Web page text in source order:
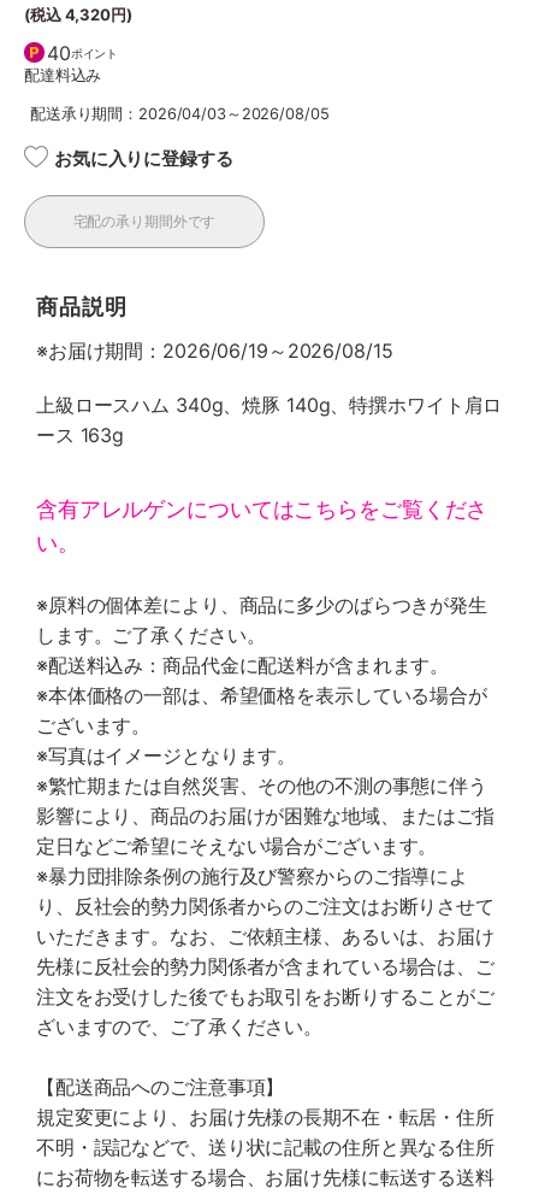
(税込4,320円)
40ポイント
配達料込み
配送承り期間：2026/04/03～2026/08/05
お気に入りに登録する
宅配の承り期間外です
商品説明
※お届け期間：2026/06/19～2026/08/15
上級ロースハム 340g、焼豚 140g、特撰ホワイト肩ロ
ース 163g
含有アレルゲンについてはこちらをご覧くださ
い。
※原料の個体差により、商品に多少のばらつきが発生
します。ご了承ください。
※配送料込み：商品代金に配送料が含まれます。
※本体価格の一部は、希望価格を表示している場合が
ございます。
※写真はイメージとなります。
※繁忙期または自然災害、その他の不測の事態に伴う
影響により、商品のお届けが困難な地域、またはご指
定日などご希望にそえない場合がございます。
※暴力団排除条例の施行及び警察からのご指導によ
り、反社会的勢力関係者からのご注文はお断りさせて
いただきます。なお、ご依頼主様、あるいは、お届け
先様に反社会的勢力関係者が含まれている場合は、ご
注文をお受けした後でもお取引をお断りすることがご
ざいますので、ご了承ください。
【配送商品へのご注意事項】
規定変更により、お届け先様の長期不在・転居・住所
不明・誤記などで、送り状に記載の住所と異なる住所
にお荷物を転送する場合、お届け先様に転送する送料